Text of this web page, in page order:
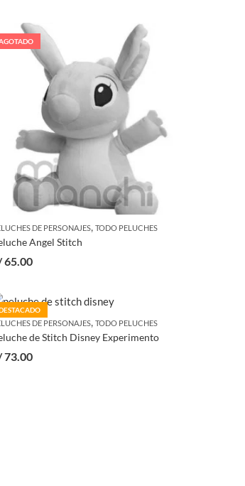
DE PERSONAJES, TODO PELUCHES
Angel Stitch
65.00
DE PERSONAJES, TODO PELUCHES
de Stitch Disney Experimento
73.00